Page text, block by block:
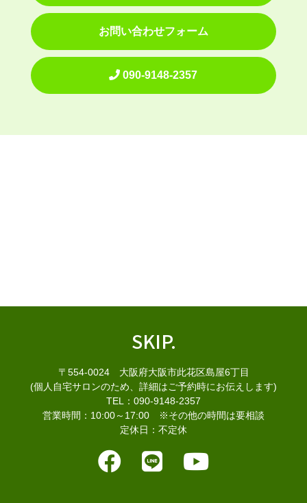
お問い合わせフォーム
090-9148-2357
SKIP.
〒554-0024 大阪府大阪市此花区島屋6丁目
(個人自宅サロンのため、詳細はご予約時にお伝えします)
TEL：090-9148-2357
営業時間：10:00～17:00 ※その他の時間は要相談
定休日：不定休